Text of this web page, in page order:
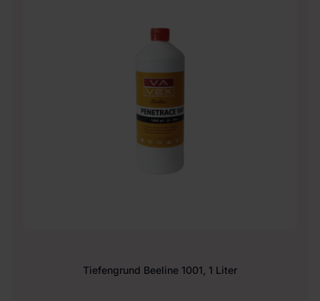
Tiefengrund Beeline 1001, 1 Liter